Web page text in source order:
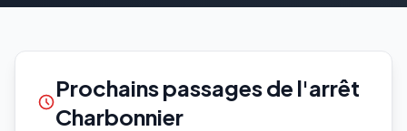
Prochains passages de l'arrêt
Charbonnier